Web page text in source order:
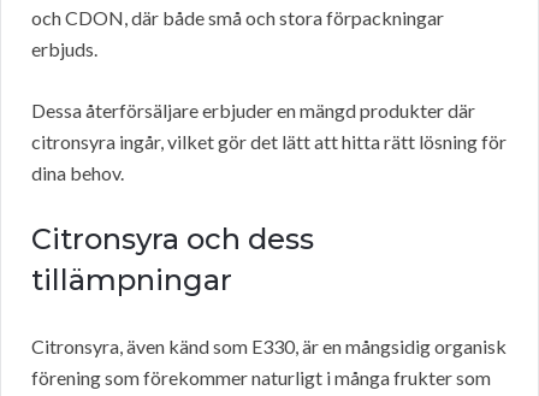
och CDON, där både små och stora förpackningar
erbjuds.
Dessa återförsäljare erbjuder en mängd produkter där
citronsyra ingår, vilket gör det lätt att hitta rätt lösning för
dina behov.
Citronsyra och dess
tillämpningar
Citronsyra, även känd som E330, är en mångsidig organisk
förening som förekommer naturligt i många frukter som